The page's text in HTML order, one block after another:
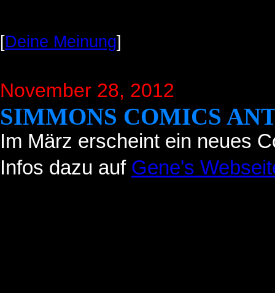
[Deine Meinung]
November 28, 2012
SIMMONS COMICS
Im März erscheint ein neues
Infos dazu auf Gene's